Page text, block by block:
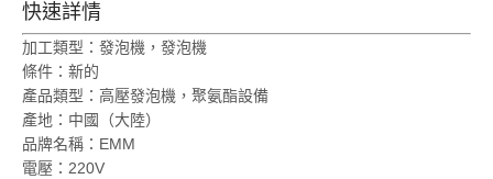
快速詳情
加工類型：發泡機，發泡機
條件：新的
產品類型：高壓發泡機，聚氨酯設備
產地：中國（大陸）
品牌名稱：EMM
電壓：220V